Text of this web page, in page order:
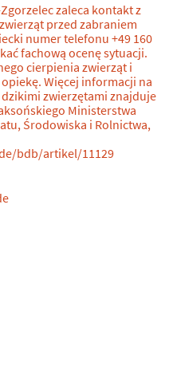
zaleca kontakt z
przed zabraniem
numer telefonu +49 160
fachową ocenę sytuacji.
cierpienia zwierząt i
Więcej informacji na
zwierzętami znajduje
Ministerstwa
Środowiska i Rolnictwa,
bdb/artikel/11129